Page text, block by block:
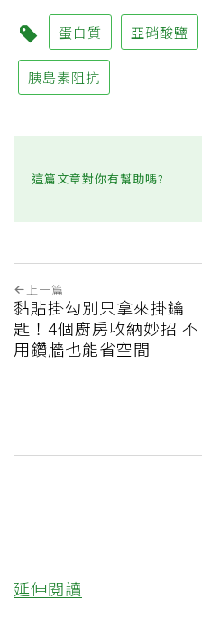
蛋白質 亞硝酸鹽
胰島素阻抗
這篇文章對你有幫助嗎?
上一篇
黏貼掛勾別只拿來掛鑰
匙！4個廚房收納妙招 不
用鑽牆也能省空間
延伸閱讀